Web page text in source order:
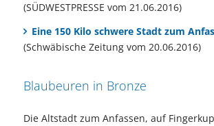
(SÜDWESTPRESSE vom 21.06.2016)
Eine 150 Kilo schwere Stadt zum
(Schwäbische Zeitung vom 20.06.2016)
Blaubeuren in Bronze
Die Altstadt zum Anfassen, auf